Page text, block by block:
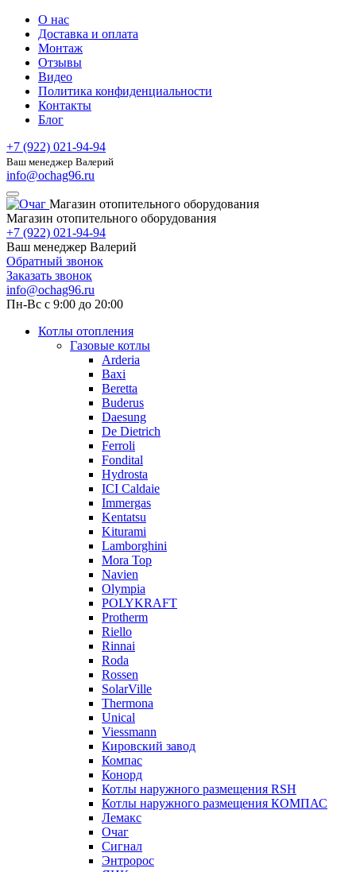
О нас
Доставка и оплата
Монтаж
Отзывы
Видео
Политика конфиденциальности
Контакты
Блог
+7 (922) 021-94-94
Ваш менеджер Валерий
info@ochag96.ru
Магазин отопительного оборудования
Магазин отопительного оборудования
+7 (922) 021-94-94
Ваш менеджер Валерий
Обратный звонок
Заказать звонок
info@ochag96.ru
Пн-Вс с 9:00 до 20:00
Котлы отопления
Газовые котлы
Arderia
Baxi
Beretta
Buderus
Daesung
De Dietrich
Ferroli
Fondital
Hydrosta
ICI Caldaie
Immergas
Kentatsu
Kiturami
Lamborghini
Mora Top
Navien
Olympia
POLYKRAFT
Protherm
Riello
Rinnai
Roda
Rossen
SolarVille
Thermona
Unical
Viessmann
Кировский завод
Компас
Конорд
Котлы наружного размещения RSH
Котлы наружного размещения КОМПАС
Лемакс
Очаг
Сигнал
Энтророс